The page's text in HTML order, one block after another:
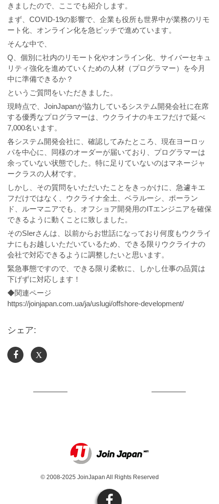
きましたので、ここでも紹介します。
まず、COVID-19の影響で、企業も役所も世界中が業務のリモ
ート化、オンライン化を急ピッチで進めています。
そんな中で、
Q、個別に社内のリモート化やオンライン化、サイバーセキュ
リティ強化を進めていくための人材（プログラマー）を今月
中に準備できるか？
というご質問をいただきました。
現時点で、JoinJapanが協力しているシステム開発会社に在席
する優秀なプログラマーは、ウクライナのキエフだけで延べ
7,000名います。
各システム開発会社に、確認してみたところ、現在ヨーロッ
パを中心に、同様のオーダーが届いており、プログラマーは
余っていない状態でした。特に足りていないのはマネージャ
ークラスの人材です。
しかし、その質問をいただいたことをきっかけに、急遽キエ
フだけではなく、ウクライナ全土、ベラルーシ、ポーラン
ド、ルーマニアでも、オフショア開発用のITエンジニアを確保
できるように動くことに致しました。
そのSIerさんは、以前からお世話になっており何度もウクライ
ナにもお越しいただいているため、できる限りウクライナの
会社で対応できるように調整したいと思います。
緊急事態ですので、できる限り柔軟に、しかし仕事の品質は
下げずに対応します！
◆関連ページ
https://joinjapan.com.ua/ja/uslugi/offshore-development/
シェア:
X
© 2008-2025 JoinJapan All Rights Reserved